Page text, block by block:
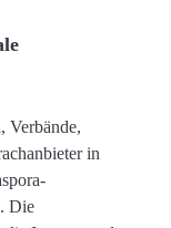
Verbände,
in
Die